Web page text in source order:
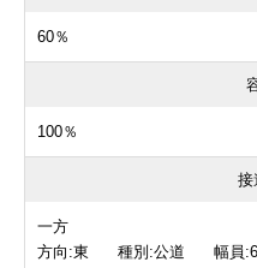
60％
100％
接
一方
方向:東 種別:公道 幅員